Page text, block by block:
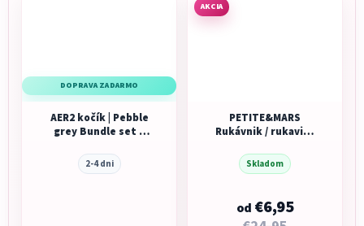
DOPRAVA ZADARMO
AER2 kočík | Pebble
grey Bundle set s
2-4 dni
AKCIA
PETITE&MARS
Rukávnik / rukavice
Skladom
od €6,95